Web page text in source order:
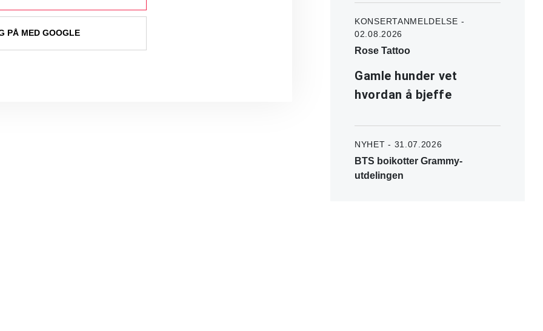
PÅ MED GOOGLE
KONSERTANMELDELSE -
02.08.2026
Rose Tattoo
Gamle hunder vet
hvordan å bjeffe
NYHET - 31.07.2026
BTS boikotter Grammy-
utdelingen